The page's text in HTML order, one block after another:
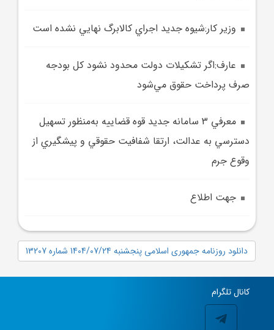
وزير کار:شيوه جديد اجراي کالابرگ نهايي نشده است
عارف:اگر تشکيلات دولت محدود نشود کل بودجه
صرف پرداخت حقوق مي‌شود
معرفي 3 سامانه جديد قوه قضاييه به‌منظور تسهيل
دسترسي به عدالت، ارتقا شفافيت حقوقي و پيشگيري از
وقوع جرم
جهت اطلاع
دانلود روزنامه جمهوری اسلامی پنجشنبه 1404/07/24 شماره 13207
کانال تلگرام